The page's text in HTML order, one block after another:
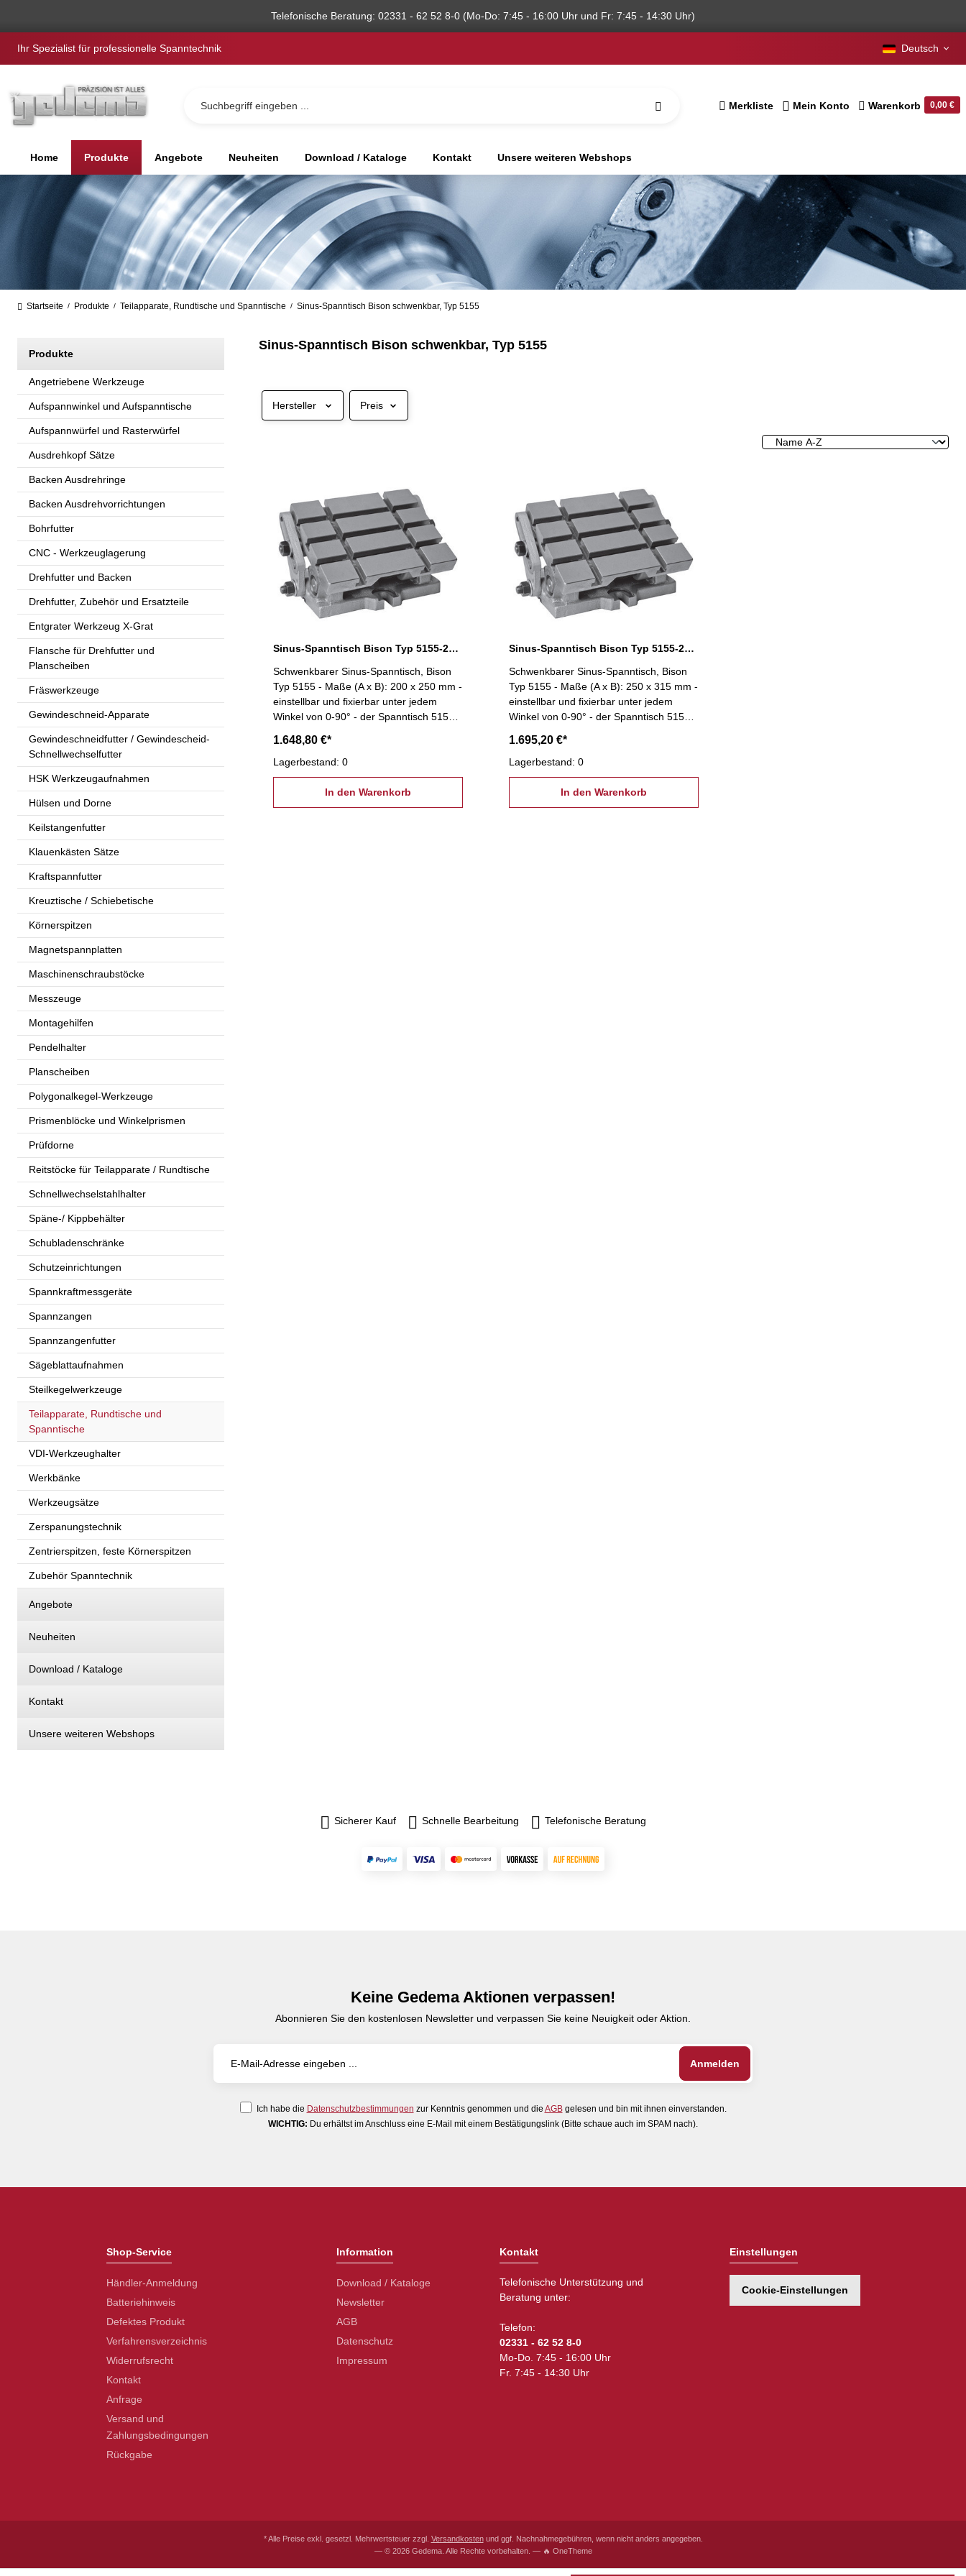
Telefonische Beratung: 02331 - 62 52 8-0 (Mo-Do: 7:45 - 16:00 Uhr und Fr: 7:45 - 14:30 Uhr)
Ihr Spezialist für professionelle Spanntechnik Deutsch
Merkliste Mein Konto Warenkorb 0,00 €
Home Produkte Angebote Neuheiten Download / Kataloge Kontakt Unsere weiteren Webshops
Startseite / Produkte / Teilapparate, Rundtische und Spanntische / Sinus-Spanntisch Bison schwenkbar, Typ 5155
Produkte
Angetriebene Werkzeuge
Aufspannwinkel und Aufspanntische
Aufspannwürfel und Rasterwürfel
Ausdrehkopf Sätze
Backen Ausdrehringe
Backen Ausdrehvorrichtungen
Bohrfutter
CNC - Werkzeuglagerung
Drehfutter und Backen
Drehfutter, Zubehör und Ersatzteile
Entgrater Werkzeug X-Grat
Flansche für Drehfutter und
Planscheiben
Fräswerkzeuge
Gewindeschneid-Apparate
Gewindeschneidfutter / Gewindescheid-
Schnellwechselfutter
HSK Werkzeugaufnahmen
Hülsen und Dorne
Keilstangenfutter
Klauenkästen Sätze
Kraftspannfutter
Kreuztische / Schiebetische
Körnerspitzen
Magnetspannplatten
Maschinenschraubstöcke
Messzeuge
Montagehilfen
Pendelhalter
Planscheiben
Polygonalkegel-Werkzeuge
Prismenblöcke und Winkelprismen
Prüfdorne
Reitstöcke für Teilapparate / Rundtische
Schnellwechselstahlhalter
Späne-/ Kippbehälter
Schubladenschränke
Schutzeinrichtungen
Spannkraftmessgeräte
Spannzangen
Spannzangenfutter
Sägeblattaufnahmen
Steilkegelwerkzeuge
Teilapparate, Rundtische und
Spanntische
VDI-Werkzeughalter
Werkbänke
Werkzeugsätze
Zerspanungstechnik
Zentrierspitzen, feste Körnerspitzen
Zubehör Spanntechnik
Angebote
Neuheiten
Download / Kataloge
Kontakt
Unsere weiteren Webshops
Sinus-Spanntisch Bison schwenkbar, Typ 5155
Hersteller Preis
Sinus-Spanntisch Bison Typ 5155-200x250
Schwenkbarer Sinus-Spanntisch, Bison
Typ 5155 - Maße (A x B): 200 x 250 mm -
einstellbar und fixierbar unter jedem
Winkel von 0-90° - der Spanntisch 5155
exakte Winkeleinstellung von 0-60° unter
Einsatz von Endmaßen
1.648,80 €*
Lagerbestand: 0
In den Warenkorb
Sinus-Spanntisch Bison Typ 5155-250x315
Schwenkbarer Sinus-Spanntisch, Bison
Typ 5155 - Maße (A x B): 250 x 315 mm -
einstellbar und fixierbar unter jedem
Winkel von 0-90° - der Spanntisch 5155
exakte Winkeleinstellung von 0-60° unter
Einsatz von Endmaßen
1.695,20 €*
Lagerbestand: 0
In den Warenkorb
Sicherer Kauf Schnelle Bearbeitung Telefonische Beratung
Keine Gedema Aktionen verpassen!
Abonnieren Sie den kostenlosen Newsletter und verpassen Sie keine Neuigkeit oder Aktion.
Ich habe die Datenschutzbestimmungen zur Kenntnis genommen und die AGBgelesen und bin mit ihnen einverstanden.
WICHTIG: Du erhältst im Anschluss eine E-Mail mit einem Bestätigungslink (Bitte schaue auch im SPAM nach).
Shop-Service
Händler-Anmeldung
Batteriehinweis
Defektes Produkt
Verfahrensverzeichnis
Widerrufsrecht
Kontakt
Anfrage
Versand und
Zahlungsbedingungen
Rückgabe
Information
Download / Kataloge
Newsletter
AGB
Datenschutz
Impressum
Kontakt
Telefonische Unterstützung und
Beratung unter:
Telefon:
02331 - 62 52 8-0
Mo-Do. 7:45 - 16:00 Uhr
Fr. 7:45 - 14:30 Uhr
Einstellungen
Cookie-Einstellungen
* Alle Preise exkl. gesetzl. Mehrwertsteuer zzgl. Versandkostenund ggf. Nachnahmegebühren, wenn nicht anders angegeben.
— © 2026 Gedema. Alle Rechte vorbehalten. — 🔥 OneTheme